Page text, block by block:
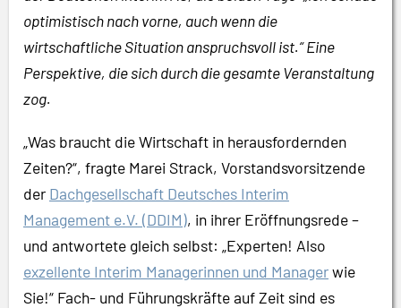
optimistisch nach vorne, auch wenn die
wirtschaftliche Situation anspruchsvoll ist.“ Eine
Perspektive, die sich durch die gesamte Veranstaltung
zog.
„Was braucht die Wirtschaft in herausfordernden
Zeiten?“, fragte Marei Strack, Vorstandsvorsitzende
der Dachgesellschaft Deutsches Interim
Management e.V. (DDIM), in ihrer Eröffnungsrede –
und antwortete gleich selbst: „Experten! Also
exzellente Interim Managerinnen und Managerwie
Sie!“ Fach- und Führungskräfte auf Zeit sind es